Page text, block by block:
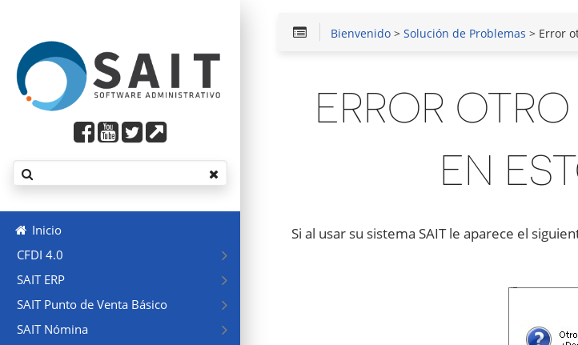
Inicio
CFDI 4.0
SAIT ERP
SAIT Punto de Venta Básico
SAIT Nómina
Bienvenido >Solución de Problemas > Error
ERROR
EN
Si al usar su sistema SAIT le aparece el